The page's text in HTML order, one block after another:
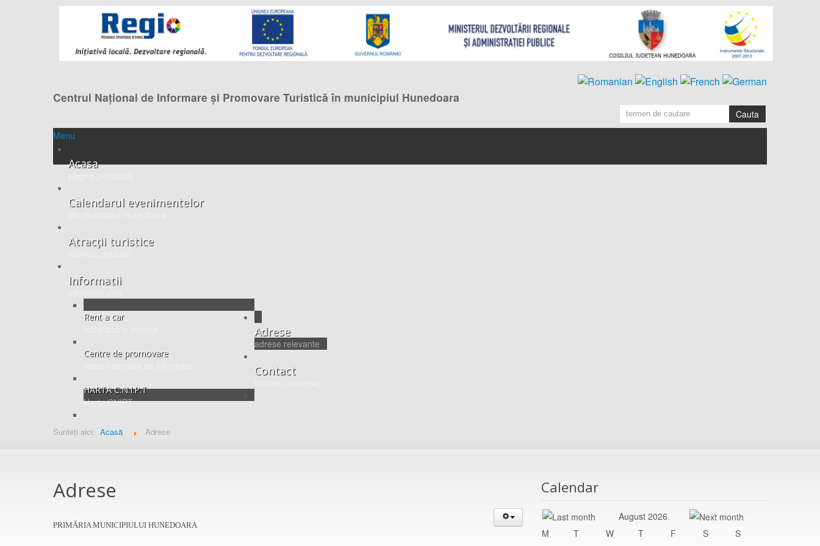
Centrul Naţional de Informare şi Promovare Turistică în municipiul Hunedoara
Cauta
Menu
Acasa
Calendarul evenimentelor
Atracții turistice
Informatii
Rent a car
Centre de promovare
HARTA C.N.I.P.T
Harta CNIPT
Adrese
adrese relevante
Contact
Sunteți aici: Acasă Adrese
Adrese
PRIMĂRIA MUNICIPIULUI HUNEDOARA
Calendar
August 2026
M
T W T F S
S